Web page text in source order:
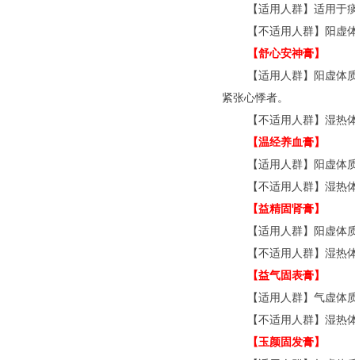
【适用人群】适用
【不适用人群】阳虚
【舒心安神膏】
【适用人群】阳虚
紧张心悸者。
【不适用人群】湿热
【温经养血膏】
【适用人群】阳虚
【不适用人群】湿热
【益精固肾膏】
【适用人群】阳虚
【不适用人群】湿热
【益气固表膏】
【适用人群】气虚
【不适用人群】湿热
【玉颜固发膏】